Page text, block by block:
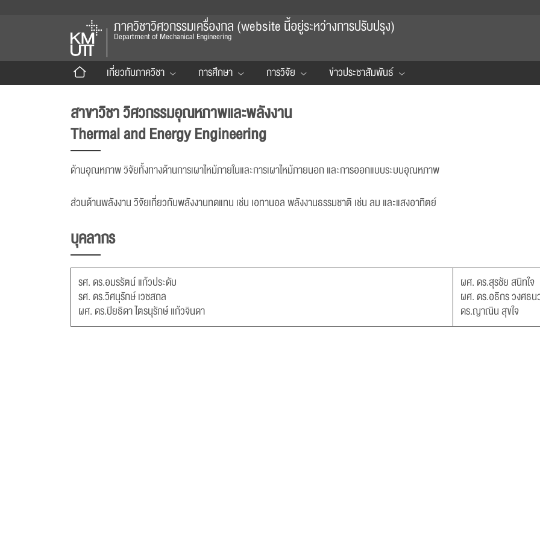
ภาควิชาวิศวกรรมเครื่องกล (website นี้อยู่ระหว่างการปรับปรุง)
Department of Mechanical Engineering
เกี่ยวกับภาควิชา การศึกษา การวิจัย ข่าวประชาสัมพันธ์
สาขาวิชา วิศวกรรมอุณหภาพและพลังงาน
Thermal and Energy Engineering
ด้านอุณหภาพ วิจัยทั้งทางด้านการเผาไหม้ภายในและการเผาไหม้ภายนอก และการออกแบบระบบอุณหภาพ
ส่วนด้านพลังงาน วิจัยเกี่ยวกับพลังงานทดแทน เช่น เอทานอล พลังงานธรรมชาติ เช่น ลม และแสงอาทิตย์
บุคลากร
รศ. ดร.อมรรัตน์ แก้วประดับ
รศ. ดร.วิศนุรักษ์ เวชสถล
ผศ. ดร.ปิยธิดา ไตรนุรักษ์ แก้วจินดา
ผศ. ดร.สุรชัย สนิทใจ
ผศ. ดร.อธิกร วงศธน
ดร.ญาณิน สุขใจ